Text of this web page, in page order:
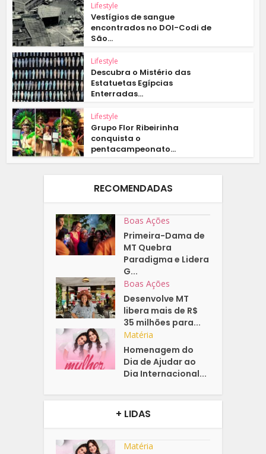
Lifestyle
Vestígios de sangue
encontrados no DOI-Codi de
São...
Lifestyle
Descubra o Mistério das
Estatuetas Egípcias
Enterradas...
Lifestyle
Grupo Flor Ribeirinha
conquista o
pentacampeonato...
RECOMENDADAS
Boas Ações
Primeira-Dama de
MT Quebra
Paradigma e Lidera
G...
Boas Ações
Desenvolve MT
libera mais de R$
35 milhões para...
Matéria
Homenagem do
Dia de Ajudar ao
Dia Internacional...
+ LIDAS
Matéria